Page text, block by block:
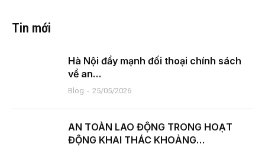
Tin mới
Hà Nội đẩy mạnh đối thoại chính sách
về an…
Blog 25/05/2026
AN TOÀN LAO ĐỘNG TRONG HOẠT
ĐỘNG KHAI THÁC KHOẢNG…